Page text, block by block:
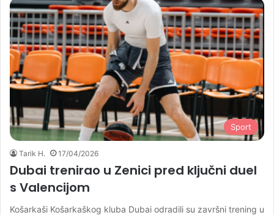
Sport
Tarik H. 17/04/2026
Dubai trenirao u Zenici pred ključni duel
s Valencijom
Košarkaši Košarkaškog kluba Dubai odradili su završni trening u